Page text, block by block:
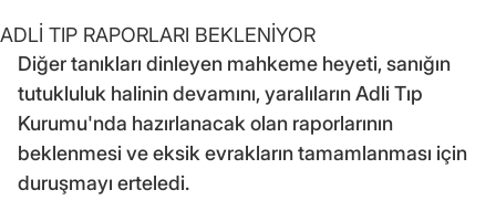
ADLİ TIP RAPORLARI BEKLENİYOR
Diğer tanıkları dinleyen mahkeme heyeti, sanığın
tutukluluk halinin devamını, yaralıların Adli Tıp
Kurumu'nda hazırlanacak olan raporlarının
beklenmesi ve eksik evrakların tamamlanması için
duruşmayı erteledi.